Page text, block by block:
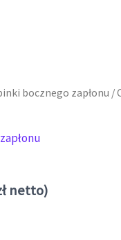
bocznego zapłonu /
netto)